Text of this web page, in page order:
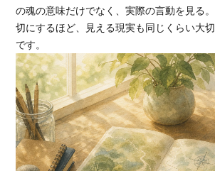
の魂の意味だけでなく、実際の言動を見る
切にするほど、見える現実も同じくらい大
です。